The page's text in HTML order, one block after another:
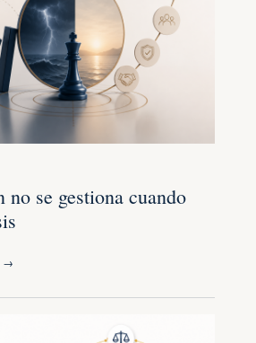
no se gestiona cuando
→